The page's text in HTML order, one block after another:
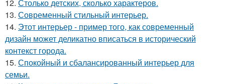
12. Столько детских, сколько характеров.
13. Современный стильный интерьер.
14. Этот интерьер - пример того, как современный
дизайн может деликатно вписаться в исторический
контекст города.
15. Спокойный и сбалансированный интерьер для
семьи.